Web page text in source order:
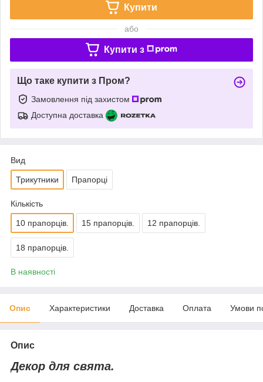
Купити
або
Купити з
Що таке купити з Пром?
Замовлення під захистом
Доступна доставка
Вид
Трикутники Прапорці
Кількість
10 прапорців. 15 прапорців. 12 прапорців.
18 прапорців.
В наявності
Опис Характеристики Доставка Оплата Умови
Опис
Декор для свята.